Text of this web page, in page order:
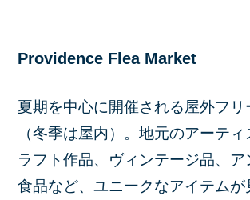
Providence Flea Market
夏期を中心に開催される屋外フリ
（冬季は屋内）。地元のアーテ
ラフト作品、ヴィンテージ品、ア
食品など、ユニークなアイテムが